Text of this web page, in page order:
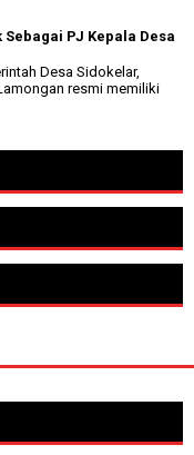
PJ Kepala Desa
Desa Sidokelar,
resmi memiliki